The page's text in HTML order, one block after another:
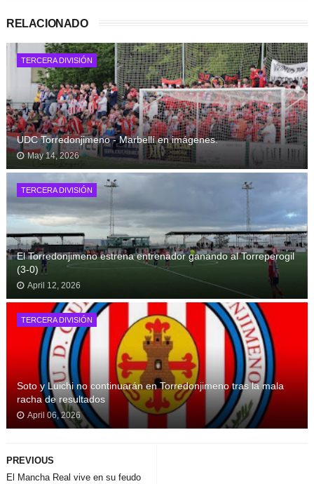
RELACIONADO
TERCERA DIVISIÓN
UDC Torredonjimeno - Marbellí en imágenes.
May 14, 2026
TERCERA DIVISIÓN
El Torredonjimeno estrena entrenador ganando al Torreperogil
(3-0)
April 12, 2026
TERCERA DIVISIÓN
Soto y Luichi no continuarán en Torredonjimeno tras la mala
racha de resultados
April 06, 2026
PREVIOUS
El Mancha Real vive en su feudo